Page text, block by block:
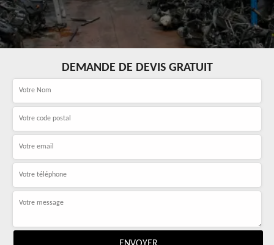
DEMANDE DE DEVIS GRATUIT